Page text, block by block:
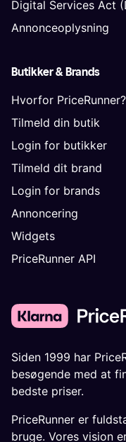
Digital Services Act
Annonceoplysning
Butikker & Brands
Hvorfor PriceRunner?
Tilmeld din butik
Login for butikker
Tilmeld dit brand
Login for brands
Annoncering
Widgets
PriceRunner API
Siden 1999 har
besøgende med at
bedste priser.
PriceRunner er
bruge. Vores vision